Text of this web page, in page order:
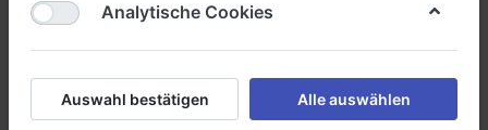
Analytische Cookies
Auswahl bestätigen Alle auswählen